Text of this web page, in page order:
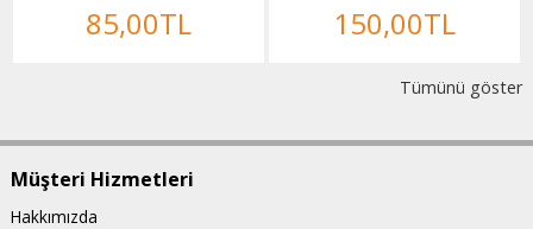
85,00TL 150,00TL
Tümünü göster
Müşteri Hizmetleri
Hakkımızda